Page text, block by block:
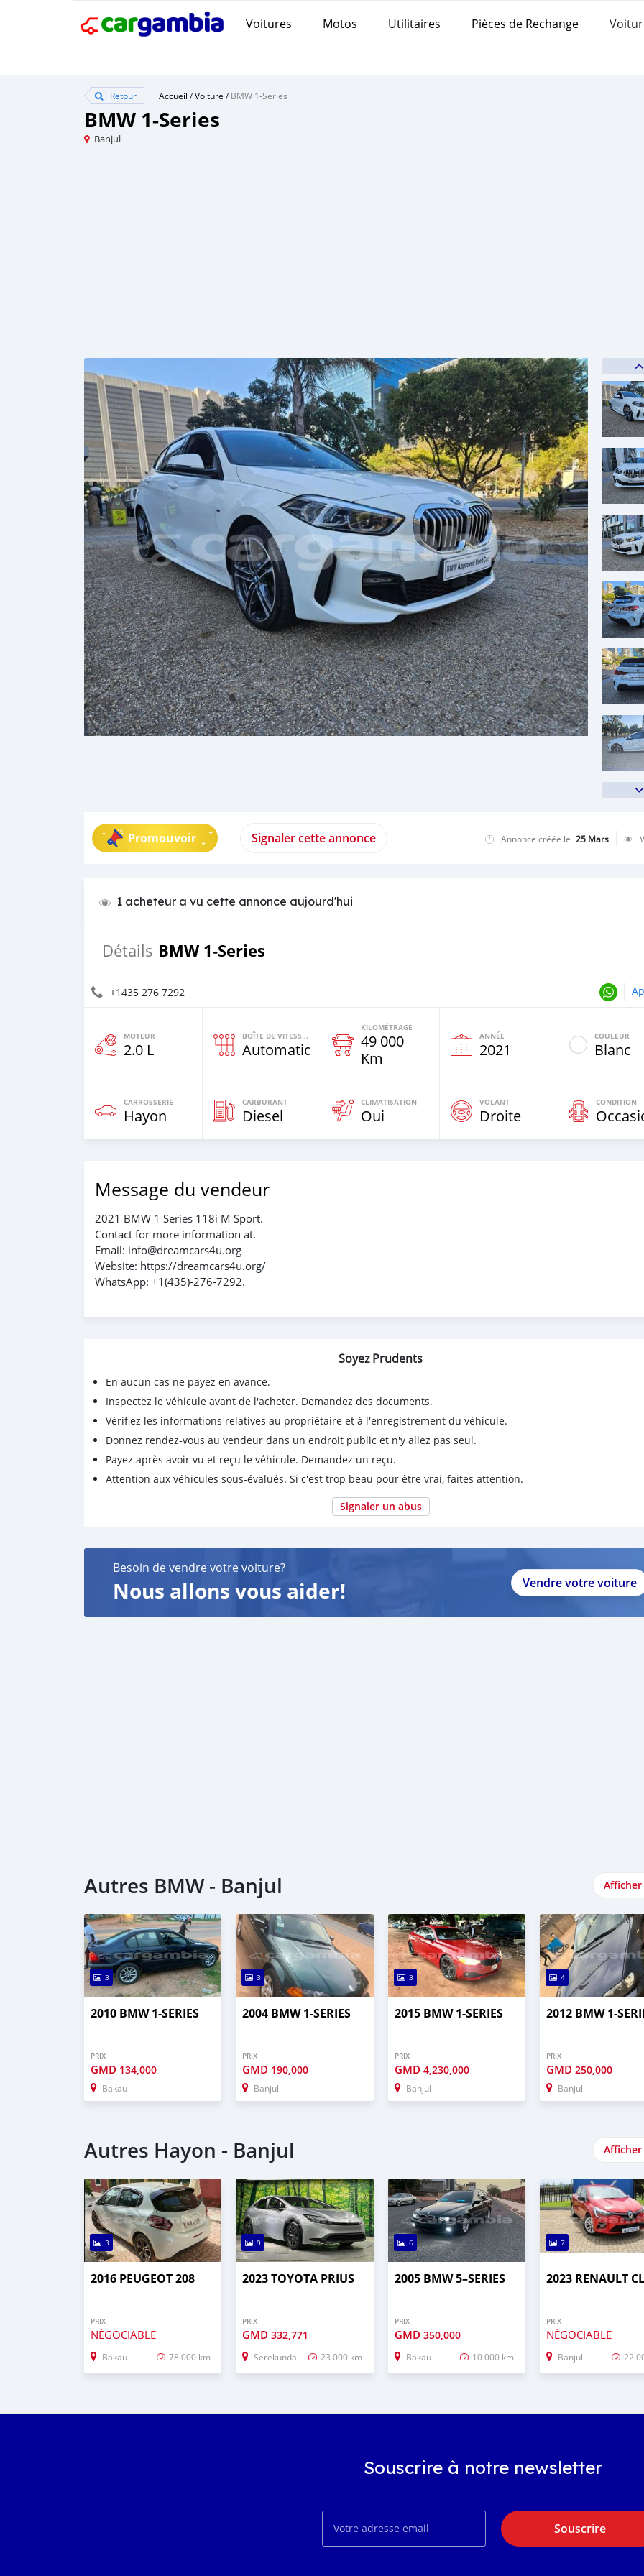
Voitures Motos Utilitaires Pièces de Rechange
Retour Accueil /Voiture /BMW 1-Series
BMW 1-Series
Banjul
Promouvoir Signaler cette annonce Annonce créée le 25 Mars
1 acheteur a vu cette annonce aujourd'hui
Détails BMW 1-Series
+1435 276 7292
MOTEUR
2.0 L
BOÎTE DE VITESSES
Automatique
KILOMÉTRAGE
49 000
Km
ANNÉE
2021
COULEUR
Blanc
CARROSSERIE
Hayon
CARBURANT
Diesel
CLIMATISATION
Oui
VOLANT
Droite
CONDITION
Message du vendeur
2021 BMW 1 Series 118i M Sport.
Contact for more information at.
Email: info@dreamcars4u.org
Website: https://dreamcars4u.org/
WhatsApp: +1(435)-276-7292.
Soyez Prudents
En aucun cas ne payez en avance.
Inspectez le véhicule avant de l'acheter. Demandez des documents.
Vérifiez les informations relatives au propriétaire et à l'enregistrement du véhicule.
Donnez rendez-vous au vendeur dans un endroit public et n'y allez pas seul.
Payez après avoir vu et reçu le véhicule. Demandez un reçu.
Attention aux véhicules sous-évalués. Si c'est trop beau pour être vrai, faites attention.
Signaler un abus
Besoin de vendre votre voiture?
Nous allons vous aider! Vendre votre voiture
Autres BMW - Banjul
3
2010 BMW 1-SERIES
PRIX
GMD 134,000
Bakau
3
2004 BMW 1-SERIES
PRIX
GMD 190,000
Banjul
3
2015 BMW 1-SERIES
PRIX
GMD 4,230,000
Banjul
4
2012 BMW 1-
PRIX
GMD 250,000
Banjul
Autres Hayon - Banjul
3
2016 PEUGEOT 208
PRIX
NÉGOCIABLE
Bakau 78 000 km
9
2023 TOYOTA PRIUS
PRIX
GMD332,771
Serekunda 23 000 km
6
2005 BMW 5–SERIES
PRIX
GMD 350,000
Bakau 10 000 km
7
2023 RENAULT
PRIX
NÉGOCIABLE
Banjul 22
Souscrire à notre newsletter
Souscrire